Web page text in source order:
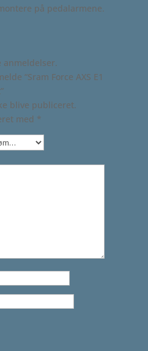
på pedalarmene.
anmeldelser.
“Sram Force AXS E1
blive publiceret.
med *